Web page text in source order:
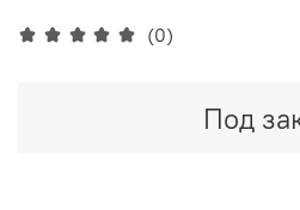
(0)
Под